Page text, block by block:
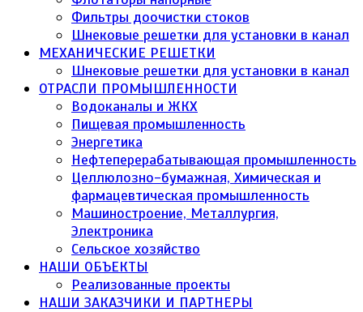
Фильтры доочистки стоков
Шнековые решетки для установки в канал
МЕХАНИЧЕСКИЕ РЕШЕТКИ
Шнековые решетки для установки в канал
ОТРАСЛИ ПРОМЫШЛЕННОСТИ
Водоканалы и ЖКХ
Пищевая промышленность
Энергетика
Нефтеперерабатывающая промышленность
Целлюлозно-бумажная, Химическая и
фармацевтическая промышленность
Машиностроение, Металлургия,
Электроника
Сельское хозяйство
НАШИ ОБЪЕКТЫ
Реализованные проекты
НАШИ ЗАКАЗЧИКИ И ПАРТНЕРЫ